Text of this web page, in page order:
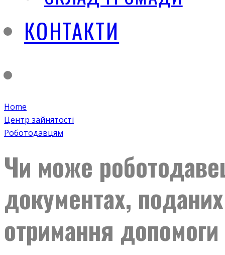
КОНТАКТИ
Home
Центр зайнятості
Роботодавцям
Чи може
документах,
отримання